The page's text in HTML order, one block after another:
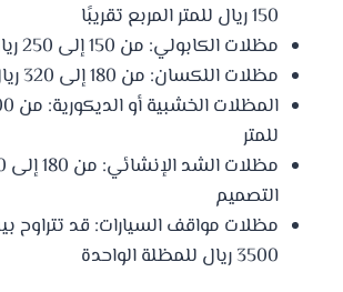
150 ريال للمتر المربع تقريبًا
مظلات الكابولي: من 150 إلى 250 ريال للمتر
مظلات اللكسان: من 180 إلى 320 ريال للمتر
للمتر
التصميم
3500 ريال للمظلة الواحدة